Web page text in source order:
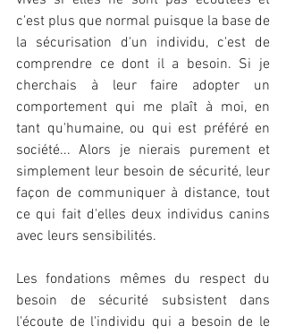
c'est plus que normal puisque la base de
la sécurisation d'un individu, c'est de
comprendre ce dont il a besoin. Si je
cherchais à leur faire adopter un
comportement qui me plaît à moi, en
tant qu'humaine, ou qui est préféré en
société... Alors je nierais purement et
simplement leur besoin de sécurité, leur
façon de communiquer à distance, tout
ce qui fait d'elles deux individus canins
avec leurs sensibilités.
Les fondations mêmes du respect du
besoin de sécurité subsistent dans
l'écoute de l'individu qui a besoin de le